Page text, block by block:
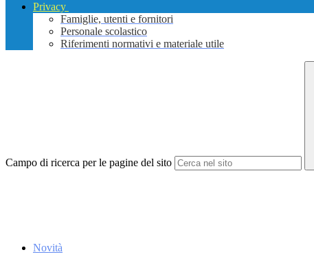
Privacy
Famiglie, utenti e fornitori
Personale scolastico
Riferimenti normativi e materiale utile
Campo di ricerca per le pagine del sito
Novità